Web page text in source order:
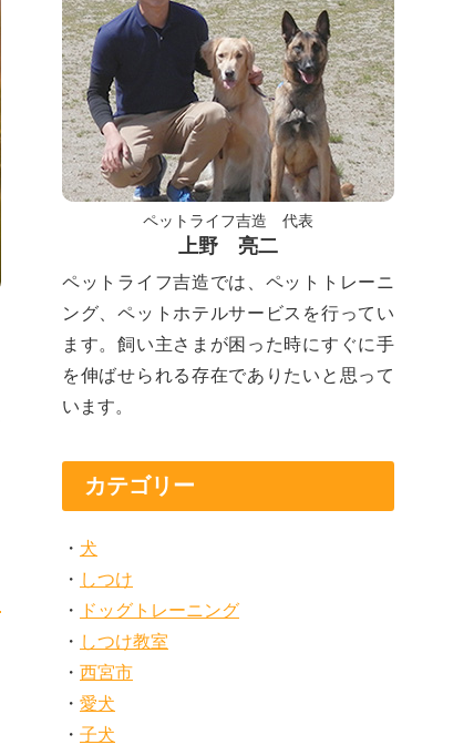
ペットライフ吉造 代表
上野 亮二
ペットライフ吉造では、ペットトレーニ
ング、ペットホテルサービスを行ってい
ます。飼い主さまが困った時にすぐに手
を伸ばせられる存在でありたいと思って
います。
カテゴリー
犬
しつけ
ドッグトレーニング
しつけ教室
西宮市
愛犬
子犬